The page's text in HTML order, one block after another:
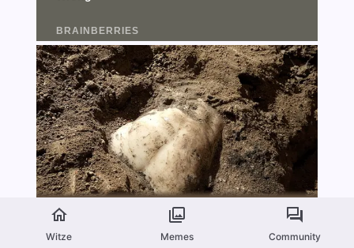
Witze Memes Community